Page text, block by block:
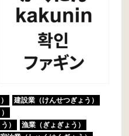
建設業（けんせつぎょう）
）
漁業（ぎょぎょう）